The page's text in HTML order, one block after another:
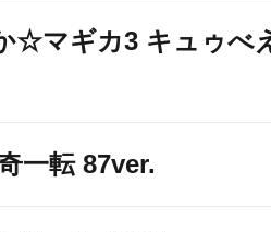
☆マギカ3 キュゥべ
一転 87ver.